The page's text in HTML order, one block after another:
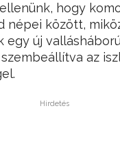
hogy
népei között,
egy új
az
Hirdetés